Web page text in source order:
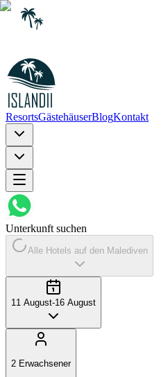
ResortsGästehäuserBlogKontakt
Unterkunft suchen
Alle Hotels auf den Malediven
11 August-16 August
2 Erwachsener